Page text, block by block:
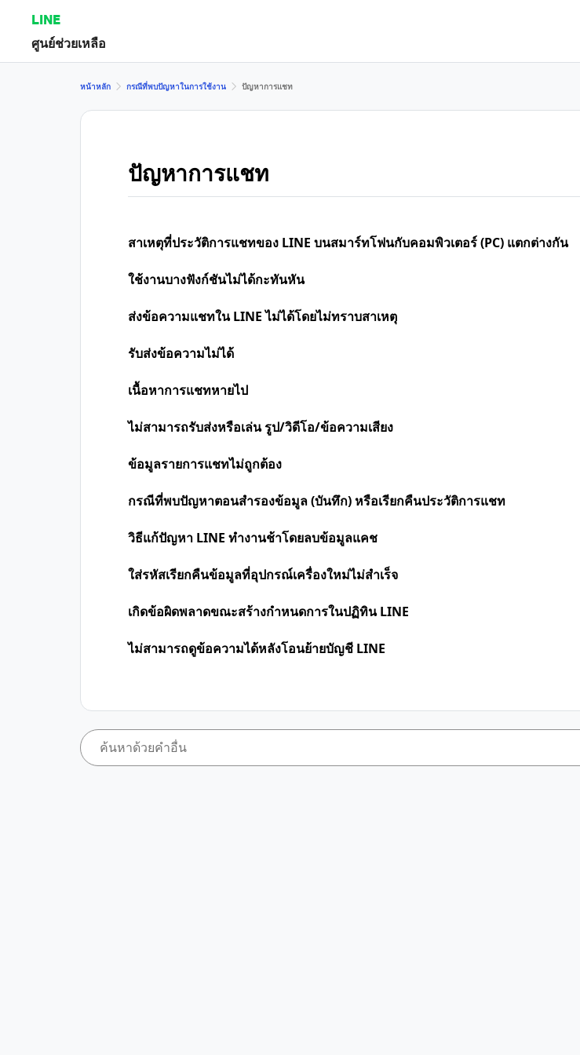
LINE
ศูนย์ช่วยเหลือ
หน้าหลัก กรณีที่พบปัญหาในการใช้งาน ปัญหาการแชท
ปัญหาการแชท
สาเหตุที่ประวัติการแชทของ LINE บนสมาร์ทโฟนกับคอมพิวเตอร์ (PC) แตกต่างกัน
ใช้งานบางฟังก์ชันไม่ได้กะทันหัน
ส่งข้อความแชทใน LINE ไม่ได้โดยไม่ทราบสาเหตุ
รับส่งข้อความไม่ได้
เนื้อหาการแชทหายไป
ไม่สามารถรับส่งหรือเล่น รูป/วิดีโอ/ข้อความเสียง
ข้อมูลรายการแชทไม่ถูกต้อง
กรณีที่พบปัญหาตอนสำรองข้อมูล (บันทึก) หรือเรียกคืนประวัติการแชท
วิธีแก้ปัญหา LINE ทำงานช้าโดยลบข้อมูลแคช
ใส่รหัสเรียกคืนข้อมูลที่อุปกรณ์เครื่องใหม่ไม่สำเร็จ
เกิดข้อผิดพลาดขณะสร้างกำหนดการในปฏิทิน LINE
ไม่สามารถดูข้อความได้หลังโอนย้ายบัญชี LINE